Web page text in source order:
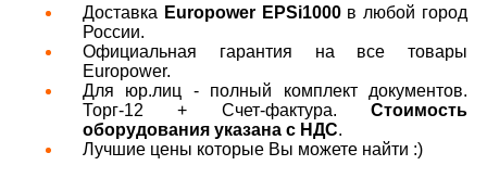
Доставка Europower EPSi1000в любой город
России.
Официальная гарантия на все товары
Europower.
Для юр.лиц - полный комплект документов.
Торг-12 + Счет-фактура. Стоимость
оборудования указана с НДС.
Лучшие цены которые Вы можете найти :)